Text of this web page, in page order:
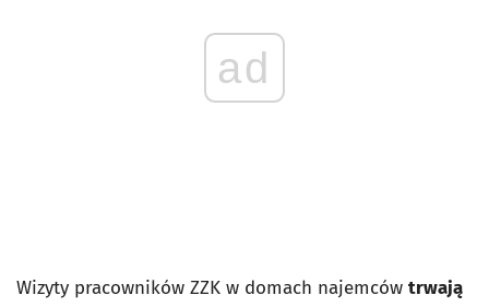
ad
Wizyty pracowników ZZK w domach najemców trwają